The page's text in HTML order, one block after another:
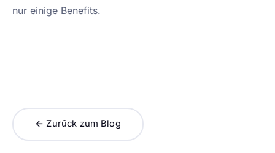
nur einige Benefits.
← Zurück zum Blog